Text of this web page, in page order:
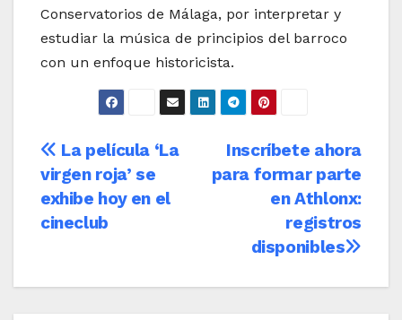
Conservatorios de Málaga, por interpretar y
estudiar la música de principios del barroco
con un enfoque historicista.
Navegación
de
entradas
Inscríbete ahora
para formar parte
en Athlonx:
registros
disponibles
La película ‘La
virgen roja’ se
exhibe hoy en el
cineclub